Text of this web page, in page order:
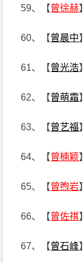
59、【曾徐赫
60、【曾晨中
61、【曾光浩
62、【曾萌霜
63、【曾艺福
64、【曾楠颖
65、【曾煦岩
66、【曾佐祺
67、【曾石峰